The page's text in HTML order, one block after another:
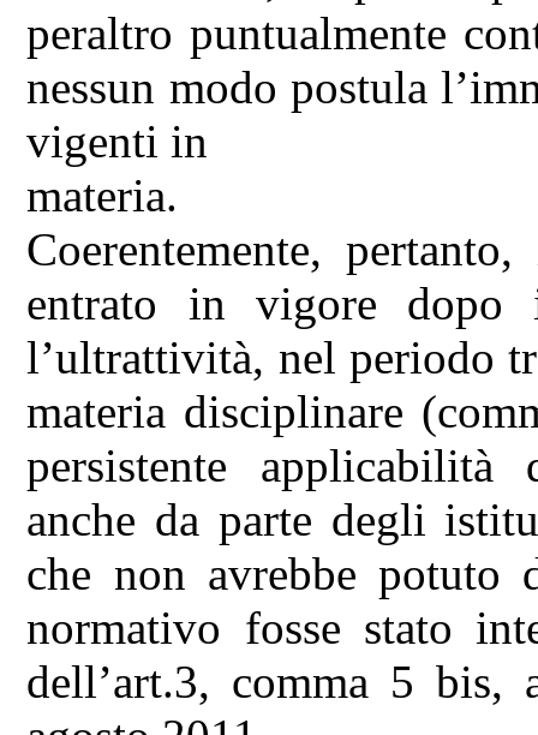
peraltro puntualmente
nessun modo postula
vigenti in
materia.
Coerentemente,
entrato in vigore
l’ultrattività, nel periodo
materia disciplinare
persistente
anche da parte degli
che non avrebbe potuto
normativo fosse stato
dell’art.3, comma 5 bis,